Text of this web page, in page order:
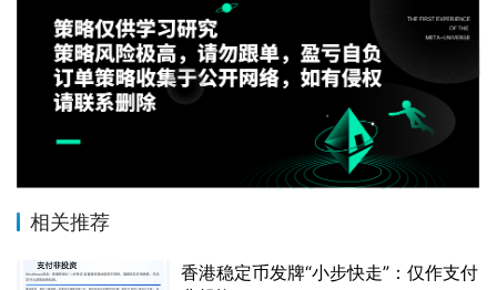
相关推荐
香港稳定币发牌“小步快走”：仅作支付